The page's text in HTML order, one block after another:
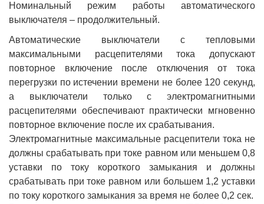
Номинальный режим работы автоматического
выключателя – продолжительный.
Автоматические выключатели с тепловыми
максимальными расцепителями тока допускают
повторное включение после отключения от тока
перегрузки по истечении времени не более 120 секунд,
а выключатели только с электромагнитными
расцепителями обеспечивают практически мгновенно
повторное включение после их срабатывания.
Электромагнитные максимальные расцепители тока не
должны срабатывать при токе равном или меньшем 0,8
уставки по току короткого замыкания и должны
срабатывать при токе равном или большем 1,2 уставки
по току короткого замыкания за время не более 0,2 сек.